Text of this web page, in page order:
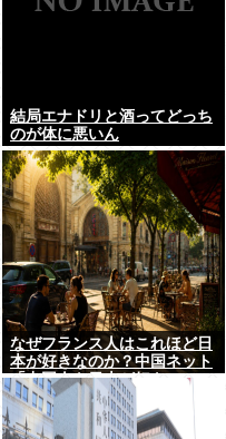
結局エナドリと酒ってどっち
のが体に悪いん
なぜフランス人はこれほど日
本が好きなのか？中国ネット
「中国人も日本が好き」